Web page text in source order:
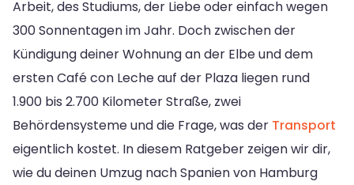
Arbeit, des Studiums, der Liebe oder einfach wegen
300 Sonnentagen im Jahr. Doch zwischen der
Kündigung deiner Wohnung an der Elbe und dem
ersten Café con Leche auf der Plaza liegen rund
1.900 bis 2.700 Kilometer Straße, zwei
Behördensysteme und die Frage, was der Transport
eigentlich kostet. In diesem Ratgeber zeigen wir dir,
wie du deinen Umzug nach Spanien von Hamburg